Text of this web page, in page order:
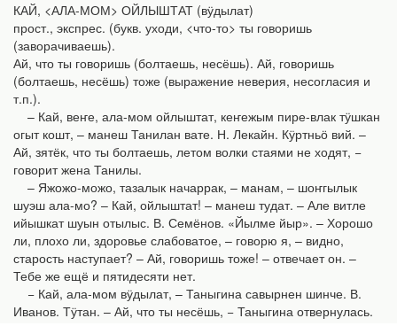
КАЙ, <АЛА-МОМ> ОЙЛЫШТАТ (вӱдылат)
прост., экспрес. (букв. уходи, <что-то> ты говоришь
(заворачиваешь).
Ай, что ты говоришь (болтаешь, несёшь). Ай, говоришь
(болтаешь, несёшь) тоже (выражение неверия, несогласия и
т.п.).
– Кай, веҥе, ала-мом ойлыштат, кеҥежым пире-влак тӱшкан
огыт кошт, – манеш Танилан вате. Н. Лекайн. Кӱртньӧ вий. –
Ай, зятёк, что ты болтаешь, летом волки стаями не ходят, −
говорит жена Танилы.
– Яжожо-можо, тазалык начаррак, – манам, – шоҥгылык
шуэш ала-мо? – Кай, ойлыштат! – манеш тудат. – Але витле
ийышкат шуын отылыс. В. Семёнов. «Йылме йыр». – Хорошо
ли, плохо ли, здоровье слабоватое, – говорю я, – видно,
старость наступает? – Ай, говоришь тоже! – отвечает он. –
Тебе же ещё и пятидесяти нет.
− Кай, ала-мом вӱдылат, – Таныгина савырнен шинче. В.
Иванов. Тӱтан. – Ай, что ты несёшь, − Таныгина отвернулась.